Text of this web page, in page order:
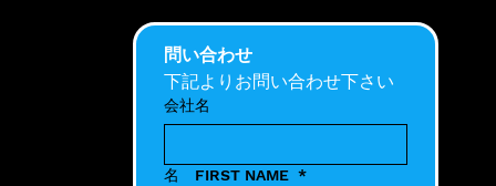
問い合わせ
下記よりお問い合わせ下さい
会社名
名 FIRST NAME *